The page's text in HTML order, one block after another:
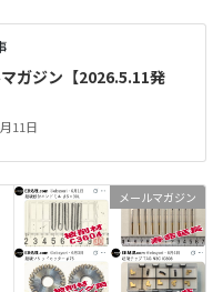
ガジン【2026.5.11発
11日
メールマガジン